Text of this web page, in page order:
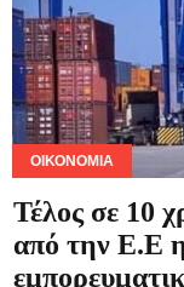
ΟΙΚΟΝΟΜΊΑ
Τέλος σε 10
από την Ε.Ε